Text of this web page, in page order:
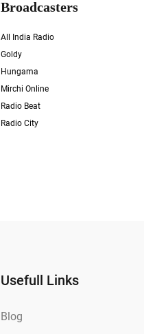
Broadcasters
All India Radio
Goldy
Hungama
Mirchi Online
Radio Beat
Radio City
Usefull Links
Blog